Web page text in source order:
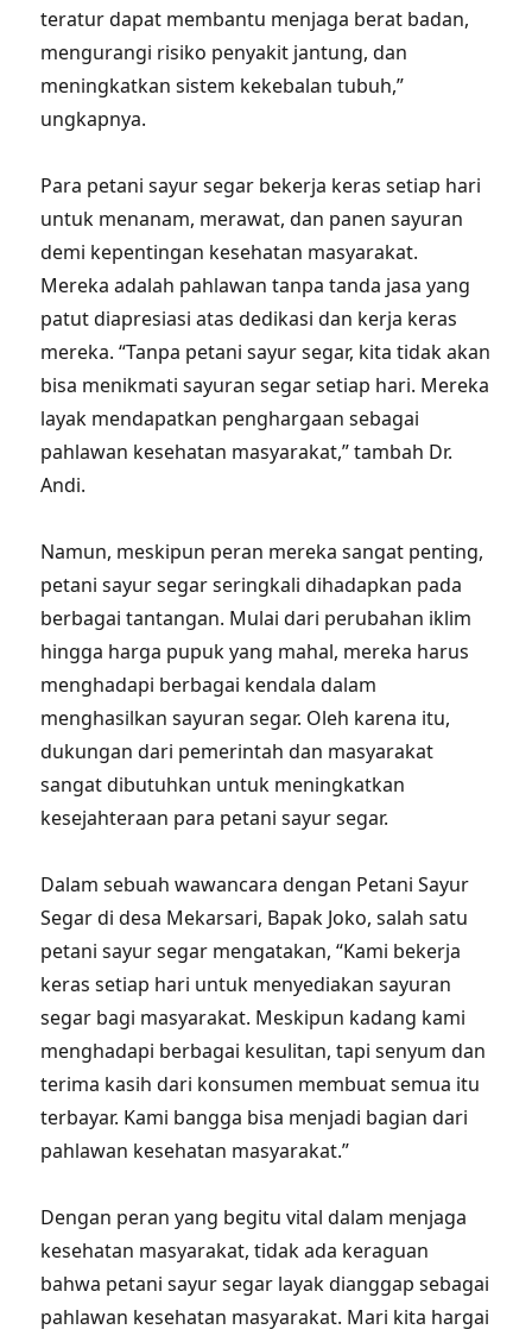
teratur dapat membantu menjaga berat badan,
mengurangi risiko penyakit jantung, dan
meningkatkan sistem kekebalan tubuh,”
ungkapnya.
Para petani sayur segar bekerja keras setiap hari
untuk menanam, merawat, dan panen sayuran
demi kepentingan kesehatan masyarakat.
Mereka adalah pahlawan tanpa tanda jasa yang
patut diapresiasi atas dedikasi dan kerja keras
mereka. “Tanpa petani sayur segar, kita tidak akan
bisa menikmati sayuran segar setiap hari. Mereka
layak mendapatkan penghargaan sebagai
pahlawan kesehatan masyarakat,” tambah Dr.
Andi.
Namun, meskipun peran mereka sangat penting,
petani sayur segar seringkali dihadapkan pada
berbagai tantangan. Mulai dari perubahan iklim
hingga harga pupuk yang mahal, mereka harus
menghadapi berbagai kendala dalam
menghasilkan sayuran segar. Oleh karena itu,
dukungan dari pemerintah dan masyarakat
sangat dibutuhkan untuk meningkatkan
kesejahteraan para petani sayur segar.
Dalam sebuah wawancara dengan Petani Sayur
Segar di desa Mekarsari, Bapak Joko, salah satu
petani sayur segar mengatakan, “Kami bekerja
keras setiap hari untuk menyediakan sayuran
segar bagi masyarakat. Meskipun kadang kami
menghadapi berbagai kesulitan, tapi senyum dan
terima kasih dari konsumen membuat semua itu
terbayar. Kami bangga bisa menjadi bagian dari
pahlawan kesehatan masyarakat.”
Dengan peran yang begitu vital dalam menjaga
kesehatan masyarakat, tidak ada keraguan
bahwa petani sayur segar layak dianggap sebagai
pahlawan kesehatan masyarakat. Mari kita hargai